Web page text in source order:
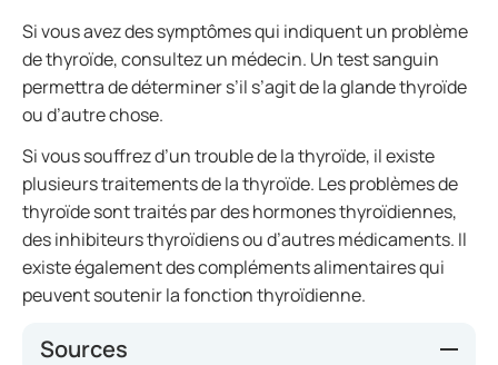
Si vous avez des symptômes qui indiquent un problème
de thyroïde, consultez un médecin. Un test sanguin
permettra de déterminer s’il s’agit de la glande thyroïde
ou d’autre chose.
Si vous souffrez d’un trouble de la thyroïde, il existe
plusieurs traitements de la thyroïde. Les problèmes de
thyroïde sont traités par des hormones thyroïdiennes,
des inhibiteurs thyroïdiens ou d’autres médicaments. Il
existe également des compléments alimentaires qui
peuvent soutenir la fonction thyroïdienne.
Sources